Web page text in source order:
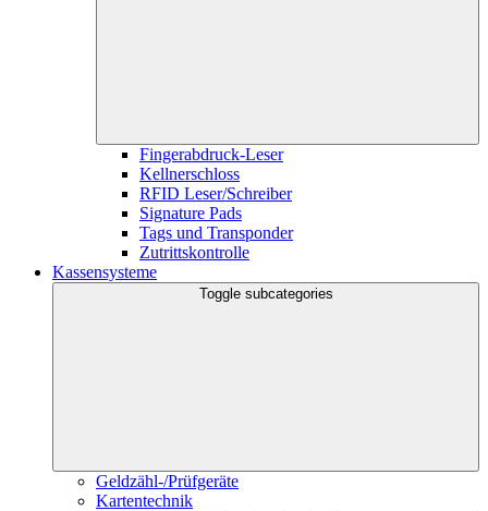
Fingerabdruck-Leser
Kellnerschloss
RFID Leser/Schreiber
Signature Pads
Tags und Transponder
Zutrittskontrolle
Kassensysteme
Toggle subcategories
Geldzähl-/Prüfgeräte
Kartentechnik